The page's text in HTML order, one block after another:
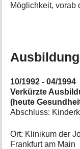
Möglichkeit, vorab
Ausbildung
10/1992 - 04/1994
Verkürzte
(heute
Abschluss:
Ort: Klinikum der
Frankfurt am Main